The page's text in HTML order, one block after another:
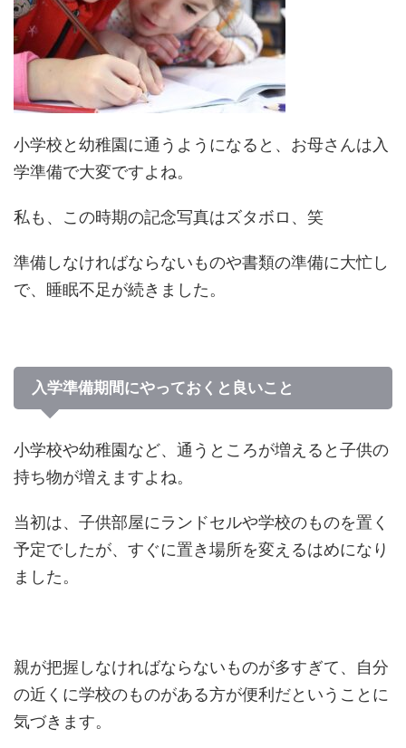
小学校と幼稚園に通うようになると、お母さんは入
学準備で大変ですよね。
私も、この時期の記念写真はズタボロ、笑
準備しなければならないものや書類の準備に大忙し
で、睡眠不足が続きました。
入学準備期間にやっておくと良いこと
小学校や幼稚園など、通うところが増えると子供の
持ち物が増えますよね。
当初は、子供部屋にランドセルや学校のものを置く
予定でしたが、すぐに置き場所を変えるはめになり
ました。
親が把握しなければならないものが多すぎて、自分
の近くに学校のものがある方が便利だということに
気づきます。